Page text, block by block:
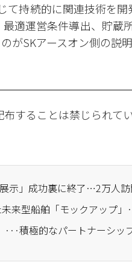
て持続的に関連技術を
適運営条件導出、貯蔵
SKアースオン側の説明
することは禁じられてい
示」成功裏に終了…2万人